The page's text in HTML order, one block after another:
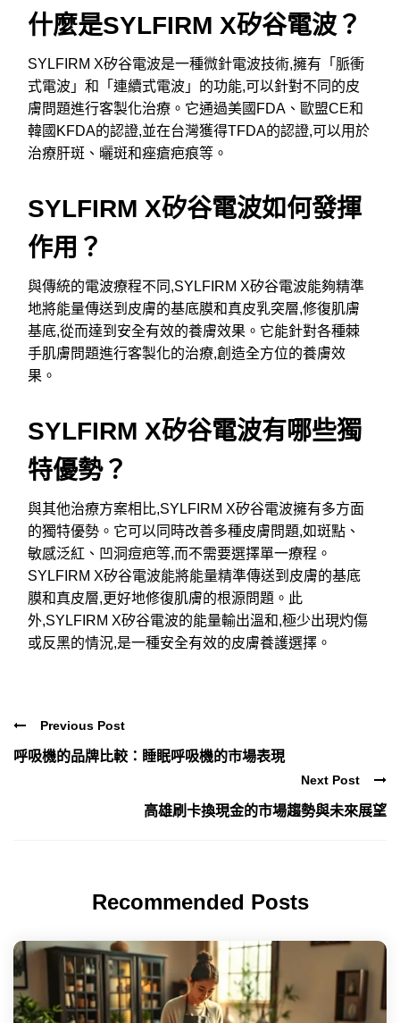
什麼是SYLFIRM X矽谷電波？
SYLFIRM X矽谷電波是一種微針電波技術,擁有「脈衝
式電波」和「連續式電波」的功能,可以針對不同的皮
膚問題進行客製化治療。它通過美國FDA、歐盟CE和
韓國KFDA的認證,並在台灣獲得TFDA的認證,可以用於
治療肝斑、曬斑和痤瘡疤痕等。
SYLFIRM X矽谷電波如何發揮
作用？
與傳統的電波療程不同,SYLFIRM X矽谷電波能夠精準
地將能量傳送到皮膚的基底膜和真皮乳突層,修復肌膚
基底,從而達到安全有效的養膚效果。它能針對各種棘
手肌膚問題進行客製化的治療,創造全方位的養膚效
果。
SYLFIRM X矽谷電波有哪些獨
特優勢？
與其他治療方案相比,SYLFIRM X矽谷電波擁有多方面
的獨特優勢。它可以同時改善多種皮膚問題,如斑點、
敏感泛紅、凹洞痘疤等,而不需要選擇單一療程。
SYLFIRM X矽谷電波能將能量精準傳送到皮膚的基底
膜和真皮層,更好地修復肌膚的根源問題。此
外,SYLFIRM X矽谷電波的能量輸出溫和,極少出現灼傷
或反黑的情況,是一種安全有效的皮膚養護選擇。
Previous Post
呼吸機的品牌比較：睡眠呼吸機的市場表現
Next Post
高雄刷卡換現金的市場趨勢與未來展望
Recommended Posts